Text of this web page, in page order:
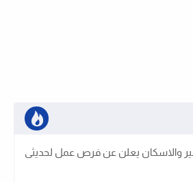
والاسكان يعلن عن فرص عمل لحديثى